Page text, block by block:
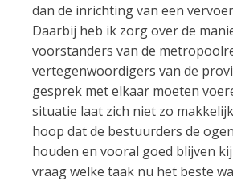
dan de inrichting van een
Daarbij heb ik zorg over de
voorstanders van de
vertegenwoordigers van de
gesprek met elkaar moeten
situatie laat zich niet zo
hoop dat de bestuurders de
houden en vooral goed blijven
vraag welke taak nu het beste